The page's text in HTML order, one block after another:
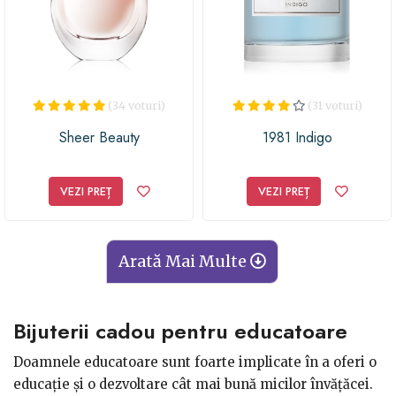
(34 voturi)
Sheer Beauty
VEZI PREȚ
(31 voturi)
1981 Indigo
VEZI PREȚ
Arată Mai Multe
Bijuterii cadou pentru educatoare
Doamnele educatoare sunt foarte implicate în a oferi o
educație și o dezvoltare cât mai bună micilor învățăcei.